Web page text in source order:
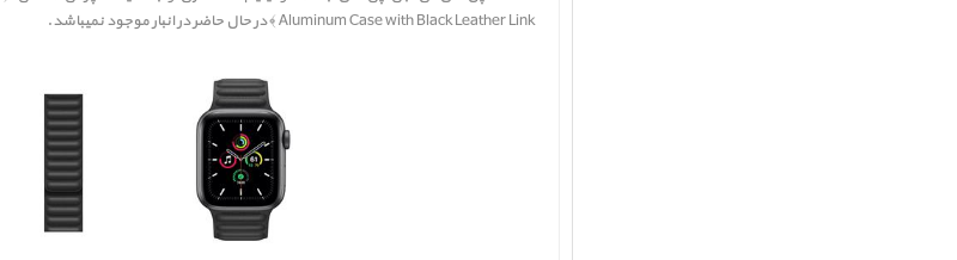
Aluminum Case with Black Leather Link ﴾ در حال حاضر در انبار موجود نمیباشد.